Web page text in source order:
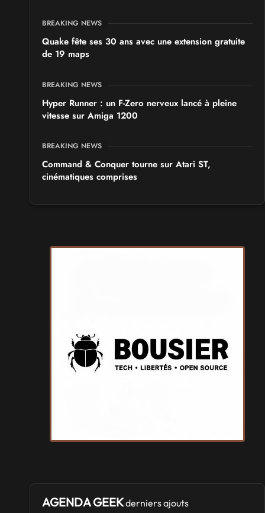
BREAKING NEWS
Quake fête ses 30 ans avec une extension gratuite
de 19 maps
BREAKING NEWS
Hyper Runner : un F-Zero nerveux lancé à pleine
vitesse sur Amiga 1200
BREAKING NEWS
Command & Conquer tourne sur Atari ST,
cinématiques comprises
AGENDA GEEKderniers ajouts